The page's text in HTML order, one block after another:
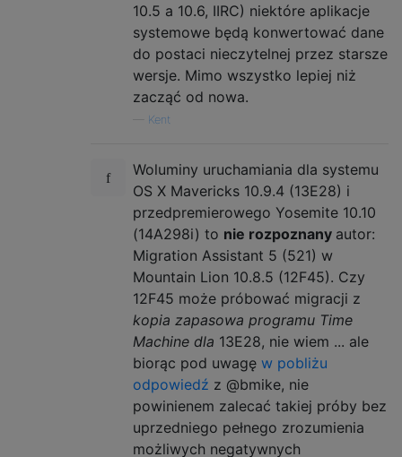
10.5 a 10.6, IIRC) niektóre aplikacje
systemowe będą konwertować dane
do postaci nieczytelnej przez starsze
wersje. Mimo wszystko lepiej niż
zacząć od nowa.
Kent
Woluminy uruchamiania dla systemu
OS X Mavericks 10.9.4 (13E28) i
przedpremierowego Yosemite 10.10
(14A298i) to nie rozpoznany autor:
Migration Assistant 5 (521) w
Mountain Lion 10.8.5 (12F45). Czy
12F45 może próbować migracji z
kopia zapasowa programu Time
Machine dla 13E28, nie wiem ... ale
biorąc pod uwagę w pobliżu
odpowiedź z @bmike, nie
powinienem zalecać takiej próby bez
uprzedniego pełnego zrozumienia
możliwych negatywnych